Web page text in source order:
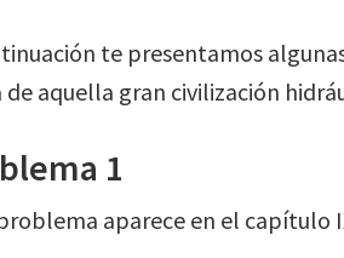
te presentamos
de aquella gran civilización
1
aparece en el capítulo